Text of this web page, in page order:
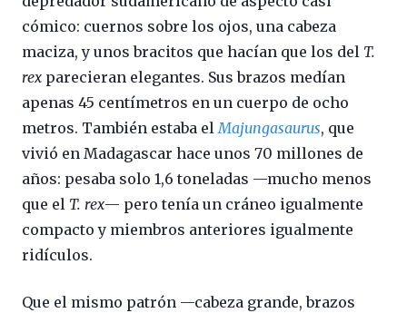
cómico: cuernos sobre los ojos, una cabeza
maciza, y unos bracitos que hacían que los del T.
rex parecieran elegantes. Sus brazos medían
apenas 45 centímetros en un cuerpo de ocho
metros. También estaba elMajungasaurus, que
vivió en Madagascar hace unos 70 millones de
años: pesaba solo 1,6 toneladas —mucho menos
que el T. rex— pero tenía un cráneo igualmente
compacto y miembros anteriores igualmente
ridículos.
Que el mismo patrón —cabeza grande, brazos